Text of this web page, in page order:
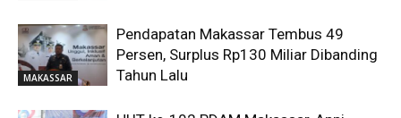
MAKASSAR
Pendapatan Makassar Tembus 49
Persen, Surplus Rp130 Miliar Dibanding
Tahun Lalu